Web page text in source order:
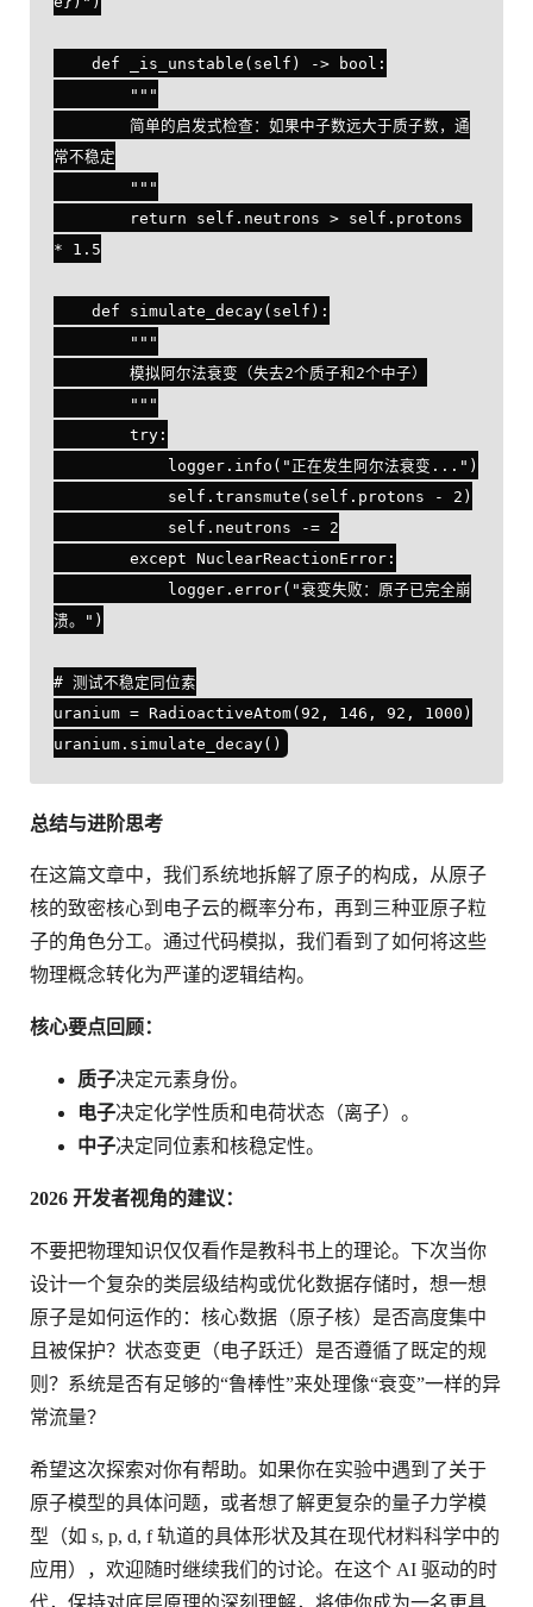
常不稳定
* 1.5
溃。")
# 测试不稳定同位素
uranium = RadioactiveAtom(92, 146, 92, 1000)
总结与进阶思考
在这篇文章中，我们系统地拆解了原子的构成，从原子
核的致密核心到电子云的概率分布，再到三种亚原子粒
子的角色分工。通过代码模拟，我们看到了如何将这些
物理概念转化为严谨的逻辑结构。
核心要点回顾：
质子决定元素身份。
电子决定化学性质和电荷状态（离子）。
中子决定同位素和核稳定性。
2026 开发者视角的建议：
不要把物理知识仅仅看作是教科书上的理论。下次当你
设计一个复杂的类层级结构或优化数据存储时，想一想
原子是如何运作的：核心数据（原子核）是否高度集中
且被保护？状态变更（电子跃迁）是否遵循了既定的规
则？系统是否有足够的“鲁棒性”来处理像“衰变”一样的异
常流量？
希望这次探索对你有帮助。如果你在实验中遇到了关于
原子模型的具体问题，或者想了解更复杂的量子力学模
型（如 s, p, d, f 轨道的具体形状及其在现代材料科学中的
应用），欢迎随时继续我们的讨论。在这个 AI 驱动的时
代，保持对底层原理的深刻理解，将使你成为一名更具